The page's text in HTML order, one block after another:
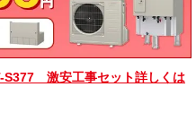
激安工事セット詳しくは